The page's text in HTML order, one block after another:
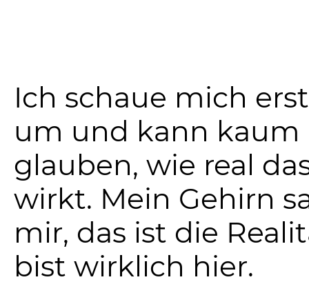
Ich schaue mich
um und kann kaum
glauben, wie real
wirkt. Mein Gehirn
mir, das ist die
bist wirklich hier.